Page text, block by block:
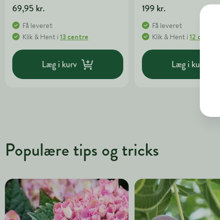
69,95 kr.
Få leveret
Klik & Hent i 13 centre
Læg i kurv
199 kr.
Få leveret
Klik & Hent i12 centre
Læg i kurv
Populære tips og tricks